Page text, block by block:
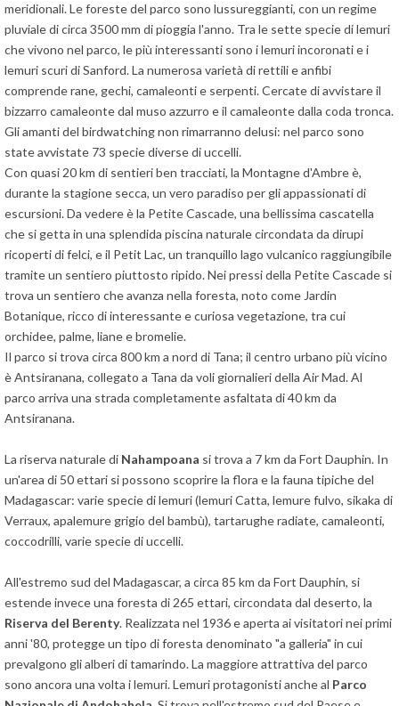
meridionali. Le foreste del parco sono lussureggianti, con un regime
pluviale di circa 3500 mm di pioggia l'anno. Tra le sette specie di lemuri
che vivono nel parco, le più interessanti sono i lemuri incoronati e i
lemuri scuri di Sanford. La numerosa varietà di rettili e anfibi
comprende rane, gechi, camaleonti e serpenti. Cercate di avvistare il
bizzarro camaleonte dal muso azzurro e il camaleonte dalla coda tronca.
Gli amanti del birdwatching non rimarranno delusi: nel parco sono
state avvistate 73 specie diverse di uccelli.
Con quasi 20 km di sentieri ben tracciati, la Montagne d'Ambre è,
durante la stagione secca, un vero paradiso per gli appassionati di
escursioni. Da vedere è la Petite Cascade, una bellissima cascatella
che si getta in una splendida piscina naturale circondata da dirupi
ricoperti di felci, e il Petit Lac, un tranquillo lago vulcanico raggiungibile
tramite un sentiero piuttosto ripido. Nei pressi della Petite Cascade si
trova un sentiero che avanza nella foresta, noto come Jardin
Botanique, ricco di interessante e curiosa vegetazione, tra cui
orchidee, palme, liane e bromelie.
Il parco si trova circa 800 km a nord di Tana; il centro urbano più vicino
è Antsiranana, collegato a Tana da voli giornalieri della Air Mad. Al
parco arriva una strada completamente asfaltata di 40 km da
Antsiranana.
La riserva naturale di Nahampoana si trova a 7 km da Fort Dauphin. In
un'area di 50 ettari si possono scoprire la flora e la fauna tipiche del
Madagascar: varie specie di lemuri (lemuri Catta, lemure fulvo, sikaka di
Verraux, apalemure grigio del bambù), tartarughe radiate, camaleonti,
coccodrilli, varie specie di uccelli.
All'estremo sud del Madagascar, a circa 85 km da Fort Dauphin, si
estende invece una foresta di 265 ettari, circondata dal deserto, la
Riserva del Berenty. Realizzata nel 1936 e aperta ai visitatori nei primi
anni '80, protegge un tipo di foresta denominato "a galleria" in cui
prevalgono gli alberi di tamarindo. La maggiore attrattiva del parco
sono ancora una volta i lemuri. Lemuri protagonisti anche al Parco